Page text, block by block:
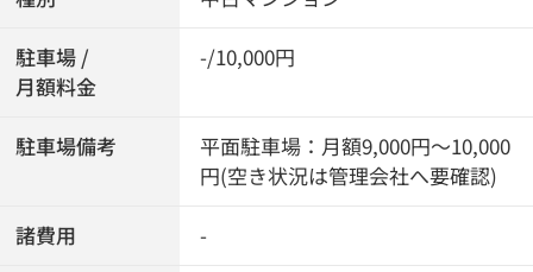
駐車場 /
月額料金
-/10,000円
駐車場備考
平面駐車場：月額9,000円～10,000
円(空き状況は管理会社へ要確認)
諸費用 -